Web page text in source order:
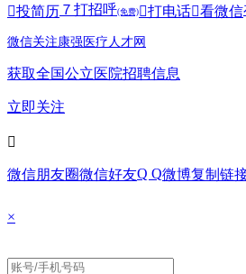
投简历 ７ 打招呼(免费) 打电话看微信
微信关注康强医疗人才网
获取全国公立医院招聘信息
立即关注

微信朋友圈微信好友Q Q微博复制链
×